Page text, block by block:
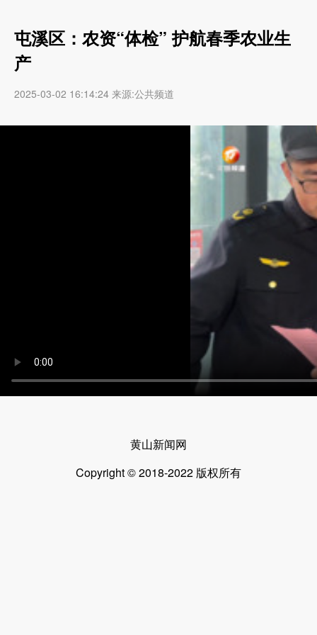
屯溪区：农资“体检” 护航春季农业生
产
2025-03-02 16:14:24 来源:公共频道
黄山新闻网
Copyright © 2018-2022 版权所有